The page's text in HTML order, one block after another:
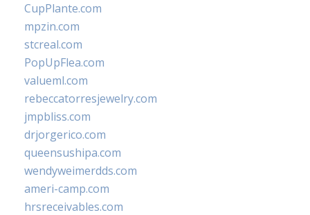
CupPlante.com
mpzin.com
stcreal.com
PopUpFlea.com
valueml.com
rebeccatorresjewelry.com
jmpbliss.com
drjorgerico.com
queensushipa.com
wendyweimerdds.com
ameri-camp.com
hrsreceivables.com